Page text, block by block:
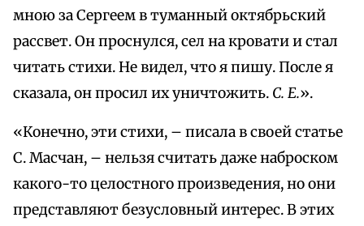
мною за Сергеем в туманный октябрьский
рассвет. Он проснулся, сел на кровати и стал
читать стихи. Не видел, что я пишу. После я
сказала, он просил их уничтожить. С. Е.».
«Конечно, эти стихи, – писала в своей статье
С. Масчан, – нельзя считать даже наброском
какого-то целостного произведения, но они
представляют безусловный интерес. В этих